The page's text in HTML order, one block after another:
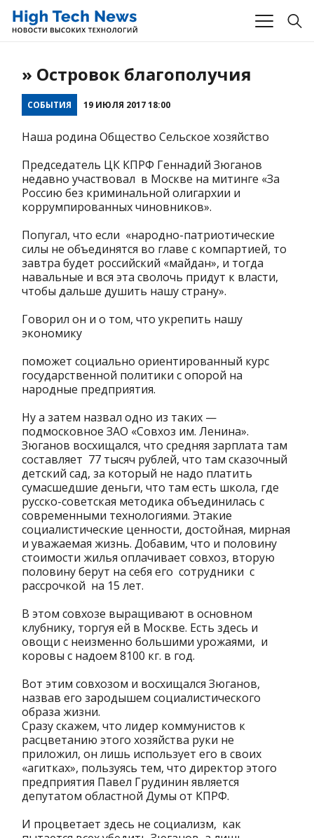
» Островок благополучия
СОБЫТИЯ 19 ИЮЛЯ 2017 18:00
Наша родина Общество Сельское хозяйство
Председатель ЦК КПРФ Геннадий Зюганов
недавно участвовал в Москве на митинге «За
Россию без криминальной олигархии и
коррумпированных чиновников».
Попугал, что если «народно-патриотические
силы не объединятся во главе с компартией, то
завтра будет российский «майдан», и тогда
навальные и вся эта сволочь придут к власти,
чтобы дальше душить нашу страну».
Говорил он и о том, что укрепить нашу
экономику
поможет социально ориентированный курс
государственной политики с опорой на
народные предприятия.
Ну а затем назвал одно из таких —
подмосковное ЗАО «Совхоз им. Ленина».
Зюганов восхищался, что средняя зарплата там
составляет 77 тысяч рублей, что там сказочный
детский сад, за который не надо платить
сумасшедшие деньги, что там есть школа, где
русско-советская методика объединилась с
современными технологиями. Этакие
социалистические ценности, достойная, мирная
и уважаемая жизнь. Добавим, что и половину
стоимости жилья оплачивает совхоз, вторую
половину берут на себя его сотрудники с
рассрочкой на 15 лет.
В этом совхозе выращивают в основном
клубнику, торгуя ей в Москве. Есть здесь и
овощи с неизменно большими урожаями, и
коровы с надоем 8100 кг. в год.
Вот этим совхозом и восхищался Зюганов,
назвав его зародышем социалистического
образа жизни.
Сразу скажем, что лидер коммунистов к
расцветанию этого хозяйства руки не
приложил, он лишь использует его в своих
«агитках», пользуясь тем, что директор этого
предприятия Павел Грудинин является
депутатом областной Думы от КПРФ.
И процветает здесь не социализм, как